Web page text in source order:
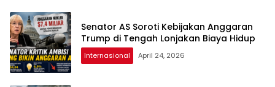
Senator AS Soroti Kebijakan Anggaran
Trump di Tengah Lonjakan Biaya Hidup
Internasional April 24, 2026